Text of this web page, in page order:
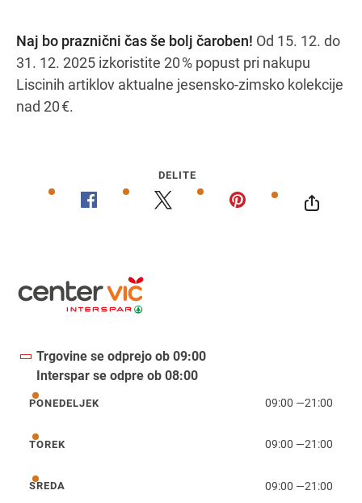
Navodila za pot
Naj bo praznični čas še bolj čaroben! Od 15. 12. do
31. 12. 2025 izkoristite 20 % popust pri nakupu
Liscinih artiklov aktualne jesensko-zimsko kolekcije
nad 20 €.
DELITE
Trgovine se odprejo ob 09:00
Interspar se odpre ob 08:00
ponedeljek
PONEDELJEK 09:00 —21:00
torek
TOREK 09:00 —21:00
sreda
SREDA 09:00 —21:00